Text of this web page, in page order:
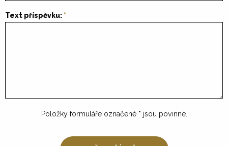
Text příspěvku:
Položky formuláře označené * jsou povinné.